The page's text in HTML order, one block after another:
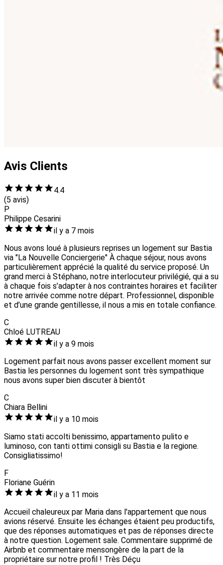
Avis Clients
4.4
(5 avis)
P
Philippe Cesarini
il y a 7 mois
Nous avons loué à plusieurs reprises un logement sur Bastia
via "La Nouvelle Conciergerie" À chaque séjour, nous avons
particulièrement apprécié la qualité du service proposé. Un
grand merci à Stéphano, notre interlocuteur privilégié, qui a su
à chaque fois s’adapter à nos contraintes horaires et faciliter
notre arrivée comme notre départ. Professionnel, disponible
et d’une grande gentillesse, il nous a mis en totale confiance.
C
Chloé LUTREAU
il y a 9 mois
Logement parfait nous avons passer excellent moment sur
Bastia les personnes du logement sont très sympathique
nous avons super bien discuter à bientôt
C
Chiara Bellini
il y a 10 mois
Siamo stati accolti benissimo, appartamento pulito e
luminoso, con tanti ottimi consigli su Bastia e la regione.
Consigliatissimo!
F
Floriane Guérin
il y a 11 mois
Accueil chaleureux par Maria dans l'appartement que nous
avions réservé. Ensuite les échanges étaient peu productifs,
que des réponses automatiques et pas de réponses directe
à notre question. Logement sale. Commentaire supprimé de
Airbnb et commentaire mensongère de la part de la
propriétaire sur notre profil ! Très Déçu